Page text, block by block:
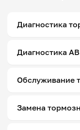
Диагностика
Диагностика
Обслуживание
Замена